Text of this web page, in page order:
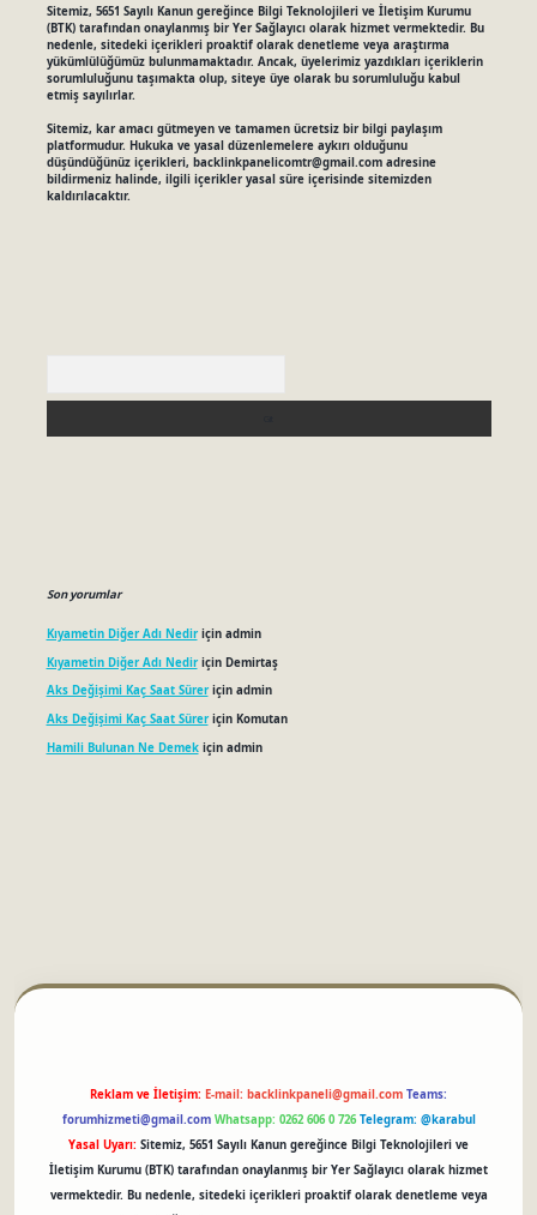
Sitemiz, 5651 Sayılı Kanun gereğince Bilgi Teknolojileri ve İletişim Kurumu
(BTK) tarafından onaylanmış bir Yer Sağlayıcı olarak hizmet vermektedir. Bu
nedenle, sitedeki içerikleri proaktif olarak denetleme veya araştırma
yükümlülüğümüz bulunmamaktadır. Ancak, üyelerimiz yazdıkları içeriklerin
sorumluluğunu taşımakta olup, siteye üye olarak bu sorumluluğu kabul
etmiş sayılırlar.
Sitemiz, kar amacı gütmeyen ve tamamen ücretsiz bir bilgi paylaşım
platformudur. Hukuka ve yasal düzenlemelere aykırı olduğunu
düşündüğünüz içerikleri, backlinkpanelicomtr@gmail.comadresine
bildirmeniz halinde, ilgili içerikler yasal süre içerisinde sitemizden
kaldırılacaktır.
Son yorumlar
Kıyametin Diğer Adı Nediriçin admin
Kıyametin Diğer Adı Nediriçin Demirtaş
Aks Değişimi Kaç Saat Süreriçin admin
Aks Değişimi Kaç Saat Süreriçin Komutan
Hamili Bulunan Ne Demekiçin admin
Reklam ve İletişim: E-mail: backlinkpaneli@gmail.com Teams:
forumhizmeti@gmail.com Whatsapp: 0262 606 0 726 Telegram: @karabul
Yasal Uyarı: Sitemiz, 5651 Sayılı Kanun gereğince Bilgi Teknolojileri ve
İletişim Kurumu (BTK) tarafından onaylanmış bir Yer Sağlayıcı olarak hizmet
vermektedir. Bu nedenle, sitedeki içerikleri proaktif olarak denetleme veya